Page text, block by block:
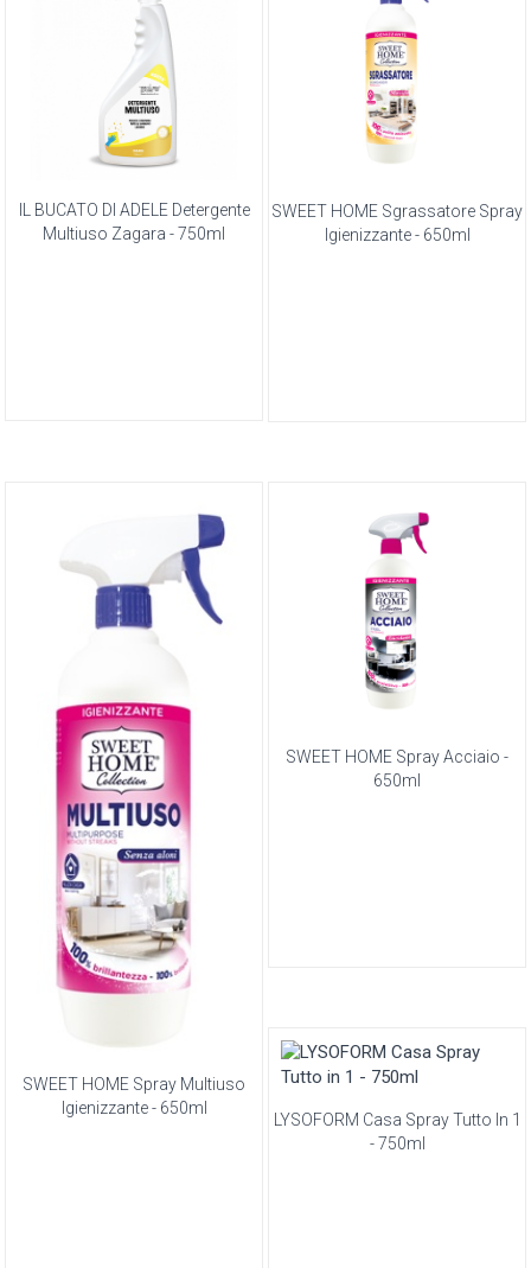
IL BUCATO DI ADELE Detergente
Multiuso Zagara - 750ml
SWEET HOME Sgrassatore Spray
Igienizzante - 650ml
SWEET HOME Spray Multiuso
Igienizzante - 650ml
SWEET HOME Spray Acciaio -
650ml
LYSOFORM Casa Spray Tutto In 1
- 750ml